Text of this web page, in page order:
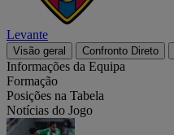
Levante
Visão geral Confronto Direto
Informações da Equipa
Formação
Posições na Tabela
Notícias do Jogo